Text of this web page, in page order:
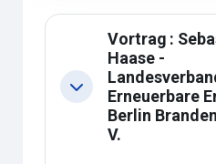
Section outline
Collapse
Vortrag :
Haase -
Erneuerbare
Berlin
V.